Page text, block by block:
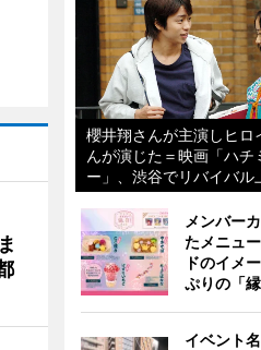
櫻井翔さんが主演しヒロ
んが演じた＝映画「ハチ
ー」、渋谷でリバイバル
メンバー
たメニュ
ドのイメ
ぷりの「
イベント